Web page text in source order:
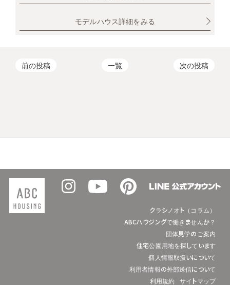
モデルハウス詳細をみる
前の投稿 一覧 次の投稿
クラシノオト（コラム）
ABCハウジングで働きませんか？
団体見学のご案内
住宅公園用地を探しています
個人情報取扱いについて
利用者情報の外部送信について
利用規約
サイトマップ